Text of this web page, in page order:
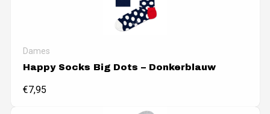
Dames
Happy Socks Big Dots – Donkerblauw
€7,95